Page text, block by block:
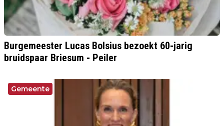
Burgemeester Lucas Bolsius bezoekt 60-jarig
bruidspaar Briesum - Peiler
Gemeente